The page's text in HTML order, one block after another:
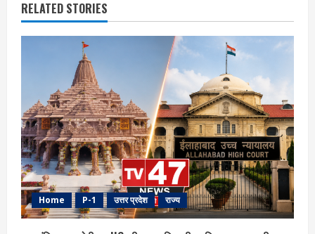
RELATED STORIES
Home P-1 उत्तर प्रदेश राज्य